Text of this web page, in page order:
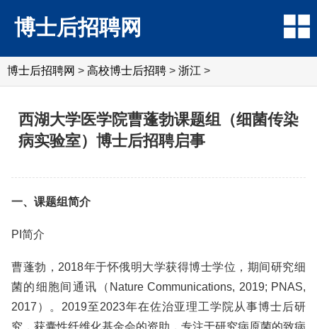
博士后招聘网
博士后招聘网 > 高校博士后招聘 > 浙江 >
西湖大学医学院曹蓬勃课题组（细菌传染
病实验室）博士后招聘启事
一、课题组简介
PI简介
曹蓬勃，2018年于怀俄明大学获得博士学位，期间研究细
菌的细胞间通讯（Nature Communications, 2019; PNAS,
2017）。2019至2023年在佐治亚理工学院从事博士后研
究，获囊性纤维化基金会的资助，专注于研究病原菌的致病